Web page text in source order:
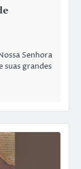
Senhora
suas grandes